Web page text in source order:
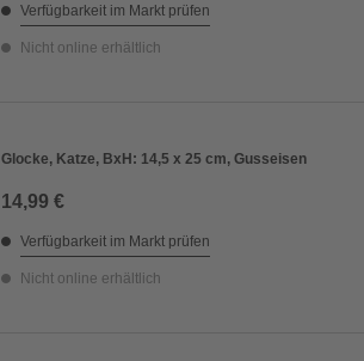
Verfügbarkeit im Markt prüfen
Nicht online erhältlich
Glocke, Katze, BxH: 14,5 x 25 cm, Gusseisen
14,99 €
Verfügbarkeit im Markt prüfen
Nicht online erhältlich